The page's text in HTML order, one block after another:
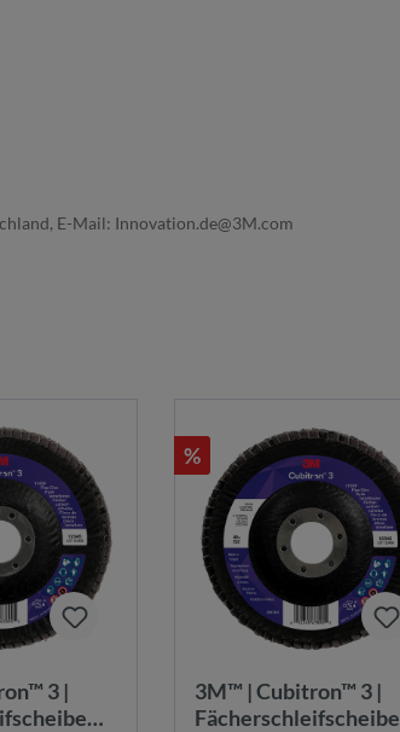
E-Mail: Innovation.de@3M.com
3 |
%
3M™ | Cubitron™ 3 |
Fächerschleifscheibe